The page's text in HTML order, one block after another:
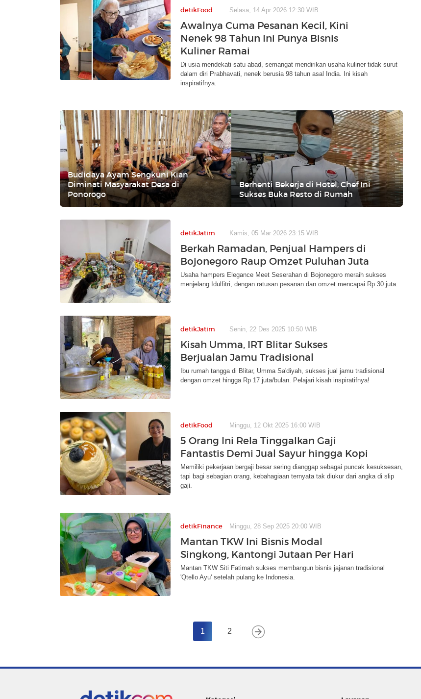
detikFood Selasa, 14 Apr 2026 12:30 WIB
Awalnya Cuma Pesanan Kecil, Kini
Nenek 98 Tahun Ini Punya Bisnis
Kuliner Ramai
Di usia mendekati satu abad, semangat mendirikan usaha kuliner tidak surut
dalam diri Prabhavati, nenek berusia 98 tahun asal India. Ini kisah
inspiratifnya.
Budidaya Ayam Sengkuni Kian
Diminati Masyarakat Desa di
Ponorogo
Berhenti Bekerja di Hotel, Chef Ini
Sukses Buka Resto di Rumah
detikJatim Kamis, 05 Mar 2026 23:15 WIB
Berkah Ramadan, Penjual Hampers di
Bojonegoro Raup Omzet Puluhan Juta
Usaha hampers Elegance Meet Seserahan di Bojonegoro meraih sukses
menjelang Idulfitri, dengan ratusan pesanan dan omzet mencapai Rp 30 juta.
detikJatim Senin, 22 Des 2025 10:50 WIB
Kisah Umma, IRT Blitar Sukses
Berjualan Jamu Tradisional
Ibu rumah tangga di Blitar, Umma Sa'diyah, sukses jual jamu tradisional
dengan omzet hingga Rp 17 juta/bulan. Pelajari kisah inspiratifnya!
detikFood Minggu, 12 Okt 2025 16:00 WIB
5 Orang Ini Rela Tinggalkan Gaji
Fantastis Demi Jual Sayur hingga Kopi
Memiliki pekerjaan bergaji besar sering dianggap sebagai puncak kesuksesan,
tapi bagi sebagian orang, kebahagiaan ternyata tak diukur dari angka di slip
gaji.
detikFinance Minggu, 28 Sep 2025 20:00 WIB
Mantan TKW Ini Bisnis Modal
Singkong, Kantongi Jutaan Per Hari
Mantan TKW Siti Fatimah sukses membangun bisnis jajanan tradisional
'Qtello Ayu' setelah pulang ke Indonesia.
1 2